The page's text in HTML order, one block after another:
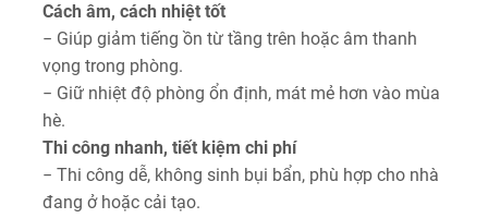
Cách âm, cách nhiệt tốt
− Giúp giảm tiếng ồn từ tầng trên hoặc âm thanh
vọng trong phòng.
− Giữ nhiệt độ phòng ổn định, mát mẻ hơn vào mùa
hè.
Thi công nhanh, tiết kiệm chi phí
− Thi công dễ, không sinh bụi bẩn, phù hợp cho nhà
đang ở hoặc cải tạo.